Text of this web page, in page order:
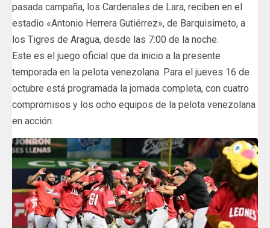
pasada campaña, los Cardenales de Lara, reciben en el
estadio «Antonio Herrera Gutiérrez», de Barquisimeto, a
los Tigres de Aragua, desde las 7:00 de la noche.
Este es el juego oficial que da inicio a la presente
temporada en la pelota venezolana. Para el jueves 16 de
octubre está programada la jornada completa, con cuatro
compromisos y los ocho equipos de la pelota venezolana
en acción.